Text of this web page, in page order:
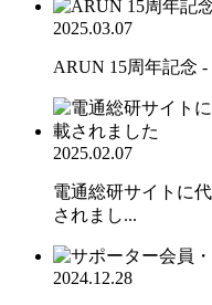
2025.03.07
ARUN 15周年記念
2025.02.07
電通総研サイトに
されまし...
2024.12.28